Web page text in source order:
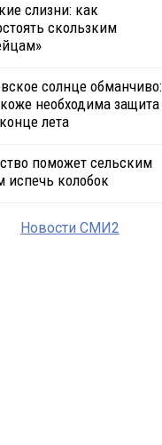
слизни: как
скользким
солнце обманчиво:
необходима защита
лета
поможет сельским
испечь колобок
Новости СМИ2